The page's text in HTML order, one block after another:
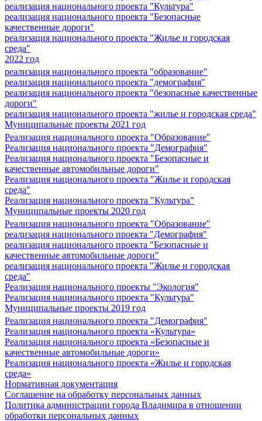
реализация национального проекта "Культура"
реализация национального проекта "Безопасные
качественные дороги"
реализация национального проекта "Жилье и городская
среда"
2022 год
реализация национального проекта "образование"
реализация национального проекта "демография"
реализация национального проекта "безопасные качественные
дороги"
реализация национального проекта "жилье и городская среда"
Муниципальные проекты 2021 год
Реализация национального проекта "Образование"
Реализация национального проекта "Демография"
Реализация национального проекта "Безопасные и
качественные автомобильные дороги"
Реализация национального проекта "Жилье и городская
среда"
Реализация национального проекта "Культура"
Муниципальные проекты 2020 год
Реализация национального проекта "Образование"
реализация национального проекта "Демография"
реализация национального проекта "Безопасные и
качественные автомобильные дороги"
реализация национального проекта "Жилье и городская
среда"
Реализация национального проекты "Экология"
Реализация национального проекта "Культура"
Муниципальные проекты 2019 год
Реализация национального проекта "Демография"
Реализация национального проекта «Культура»
Реализация национального проекта «Безопасные и
качественные автомобильные дороги»
Реализация национального проекта «Жилье и городская
среда»
Нормативная документация
Соглашение на обработку персональных данных
Политика администрации города Владимира в отношении
обработки персональных данных